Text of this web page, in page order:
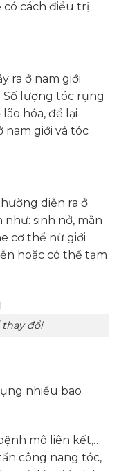
cách điều trị
ra ở nam giới
. Số lượng tóc rụng
hóa, để lại
nam giới và tóc
diễn ra ở
sinh nở, mãn
cơ thể nữ giới
hoặc có thể tạm
đổi
nhiều bao
mô liên kết,…
công nang tóc,